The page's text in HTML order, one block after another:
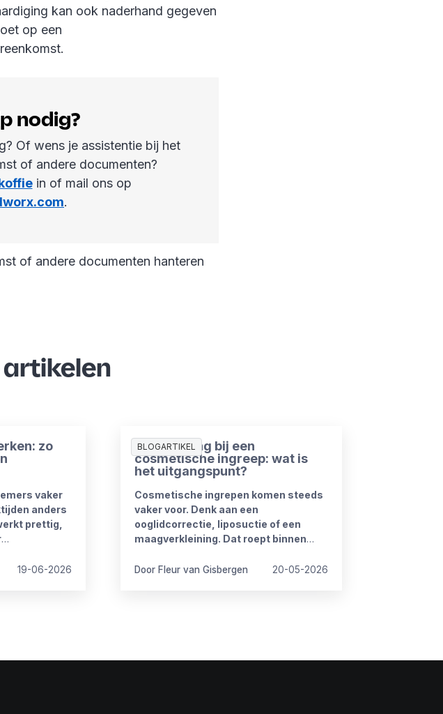
kan ook naderhand gegeven
op een
nodig?
Of wens je assistentie bij het
of andere documenten?
in of mail ons op
.
of andere documenten hanteren
zo
vaker
anders
prettig,
19-06-2026
BLOGARTIKEL
Ziekmelding bij een
cosmetische ingreep: wat is
het uitgangspunt?
Cosmetische ingrepen komen steeds
vaker voor. Denk aan een
ooglidcorrectie, liposuctie of een
maagverkleining. Dat roept binnen
Door Fleur van Gisbergen 20-05-2026